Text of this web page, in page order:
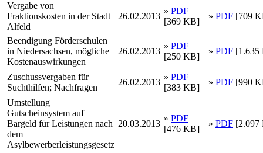
Vergabe von
Fraktionskosten in der Stadt
Alfeld
26.02.2013
» PDF
[369 KB]
» PDF [709
Beendigung Förderschulen
in Niedersachsen, mögliche
Kostenauswirkungen
26.02.2013
» PDF
[250 KB]
» PDF [1.635
Zuschussvergaben für
Suchthilfen; Nachfragen
26.02.2013
» PDF
[383 KB]
» PDF [990
Umstellung
Gutscheinsystem auf
Bargeld für Leistungen nach
dem
Asylbewerberleistungsgesetz
20.03.2013
» PDF
[476 KB]
» PDF [2.097